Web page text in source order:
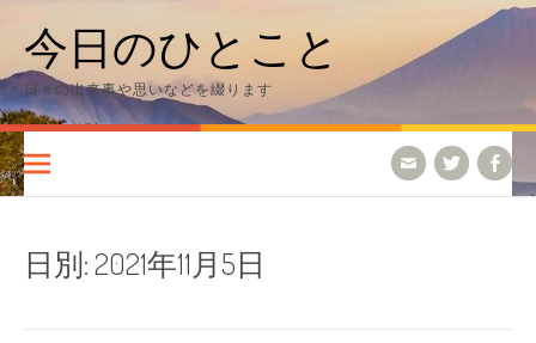
ン
ツ
へ
ス
キ
ッ
今日のひとこと
日々の出来事や思いなどを綴ります
日別:2021年11月5日